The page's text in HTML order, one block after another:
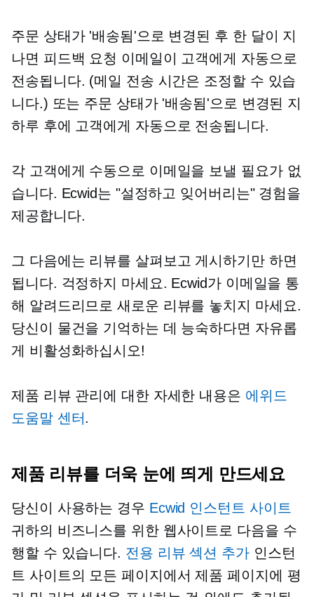
주문 상태가 '배송됨'으로 변경된 후 한 달이 지
나면 피드백 요청 이메일이 고객에게 자동으로
전송됩니다. (메일 전송 시간은 조정할 수 있습
니다.) 또는 주문 상태가 '배송됨'으로 변경된 지
하루 후에 고객에게 자동으로 전송됩니다.
각 고객에게 수동으로 이메일을 보낼 필요가 없
습니다. Ecwid는 "설정하고 잊어버리는" 경험을
제공합니다.
그 다음에는 리뷰를 살펴보고 게시하기만 하면
됩니다. 걱정하지 마세요. Ecwid가 이메일을 통
해 알려드리므로 새로운 리뷰를 놓치지 마세요.
당신이 물건을 기억하는 데 능숙하다면 자유롭
게 비활성화하십시오!
제품 리뷰 관리에 대한 자세한 내용은 에위드
도움말 센터.
제품 리뷰를 더욱 눈에 띄게 만드세요
당신이 사용하는 경우 Ecwid 인스턴트 사이트
귀하의 비즈니스를 위한 웹사이트로 다음을 수
행할 수 있습니다. 전용 리뷰 섹션 추가인스턴
트 사이트의 모든 페이지에서 제품 페이지에 평